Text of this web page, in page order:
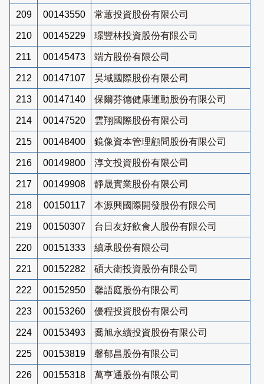
209 00143550 常蕙投資股份有限公司
210 00145229 璟豐林投資股份有限公司
211 00145473 端方股份有限公司
212 00147107 昊域國際股份有限公司
213 00147140 保爾芬德健康運動股份有限公司
214 00147520 雲翔國際股份有限公司
215 00148400 鏡像資本管理顧問股份有限公司
216 00149800 淳文投資股份有限公司
217 00149908 靜晟實業股份有限公司
218 00150117 本源興國際開發股份有限公司
219 00150307 台日友好飲食人股份有限公司
220 00151333 續承股份有限公司
221 00152282 碩大衛投資股份有限公司
222 00152950 馨語庭股份有限公司
223 00153260 優程投資股份有限公司
224 00153493 喬旭永續投資股份有限公司
225 00153819 馨郁昌股份有限公司
226 00155318 萬亨通股份有限公司